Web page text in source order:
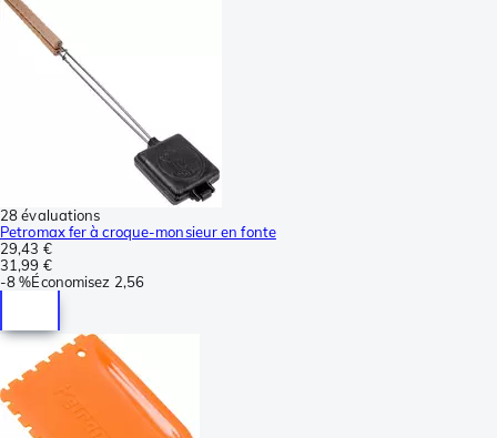
28 évaluations
Petromax fer à croque-monsieur en fonte
29,43 €
31,99 €
-8 %Économisez 2,56